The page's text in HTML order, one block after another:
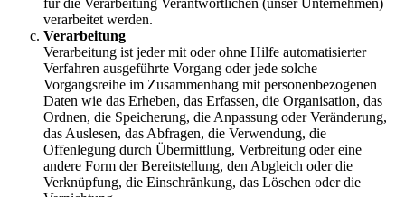
für die Verarbeitung Verantwortlichen (unser Unternehmen)
verarbeitet werden.
Verarbeitung
Verarbeitung ist jeder mit oder ohne Hilfe automatisierter
Verfahren ausgeführte Vorgang oder jede solche
Vorgangsreihe im Zusammenhang mit personenbezogenen
Daten wie das Erheben, das Erfassen, die Organisation, das
Ordnen, die Speicherung, die Anpassung oder Veränderung,
das Auslesen, das Abfragen, die Verwendung, die
Offenlegung durch Übermittlung, Verbreitung oder eine
andere Form der Bereitstellung, den Abgleich oder die
Verknüpfung, die Einschränkung, das Löschen oder die